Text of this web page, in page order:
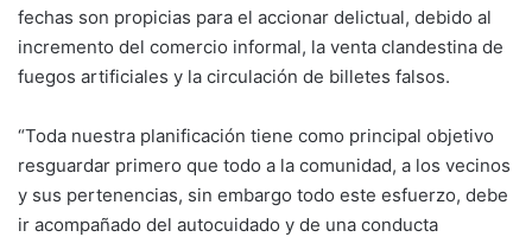
fechas son propicias para el accionar delictual, debido al
incremento del comercio informal, la venta clandestina de
fuegos artificiales y la circulación de billetes falsos.
“Toda nuestra planificación tiene como principal objetivo
resguardar primero que todo a la comunidad, a los vecinos
y sus pertenencias, sin embargo todo este esfuerzo, debe
ir acompañado del autocuidado y de una conducta